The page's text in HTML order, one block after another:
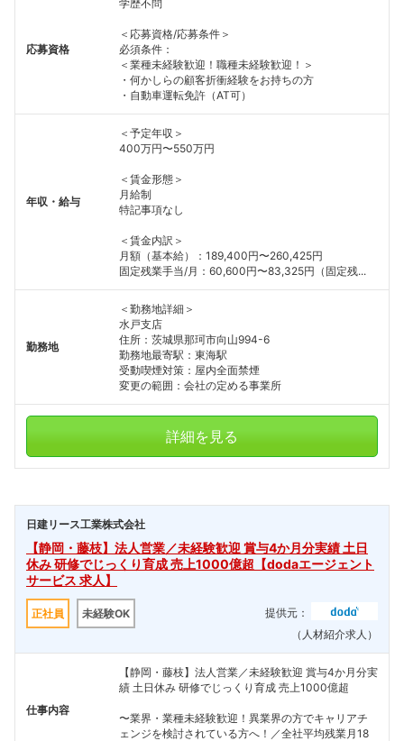
こちらの企業もフォローしませんか？
応募資格
学歴不問
＜応募資格/応募条件＞
必須条件：
＜業種未経験歓迎！職種未経験歓迎！＞
・何かしらの顧客折衝経験をお持ちの方
・自動車運転免許（AT可）
年収・給与
＜予定年収＞
400万円〜550万円
＜賃金形態＞
月給制
特記事項なし
＜賃金内訳＞
月額（基本給）：189,400円〜260,425円
固定残業手当/月：60,600円〜83,325円（固定残...
勤務地
＜勤務地詳細＞
水戸支店
住所：茨城県那珂市向山994-6
勤務地最寄駅：東海駅
受動喫煙対策：屋内全面禁煙
変更の範囲：会社の定める事業所
詳細を見る
日建リース工業株式会社
【静岡・藤枝】法人営業／未経験歓迎 賞与4か月分実績 土日
休み 研修でじっくり育成 売上1000億超【dodaエージェント
サービス 求人】
正社員 未経験OK
提供元：
（人材紹介求人）
仕事内容
【静岡・藤枝】法人営業／未経験歓迎 賞与4か月分実
績 土日休み 研修でじっくり育成 売上1000億超
〜業界・業種未経験歓迎！異業界の方でキャリアチ
ェンジを検討されている方へ！／全社平均残業月18